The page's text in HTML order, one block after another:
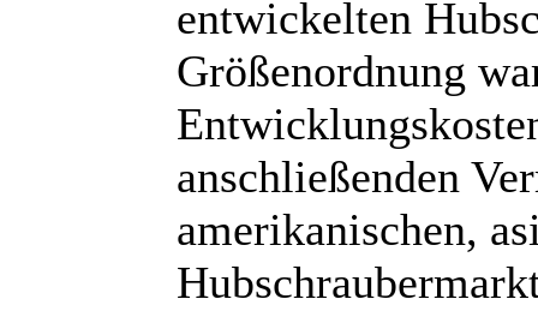
entwickelten
Größenordnung
anschließenden
amerikanischen,